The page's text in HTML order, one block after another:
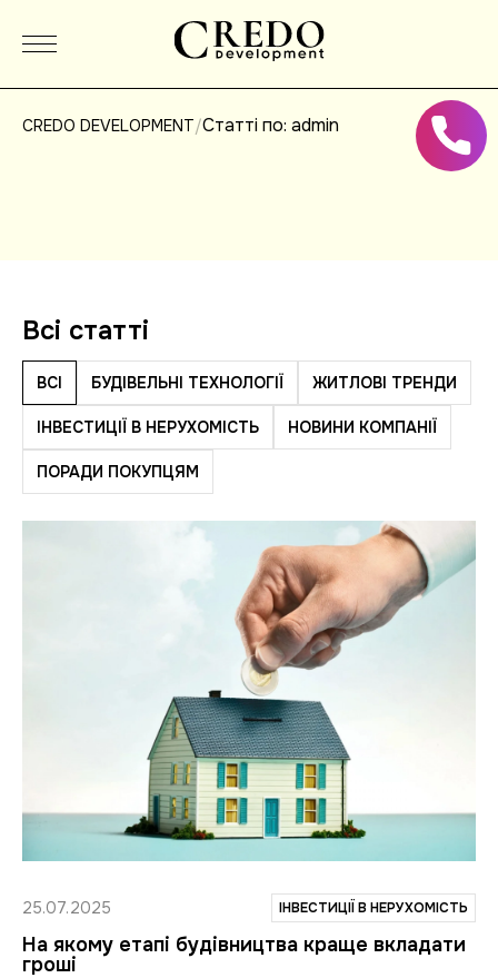
CREDO DEVELOPMENT/Статті по: admin
Всi статтi
ВСІ БУДІВЕЛЬНІ ТЕХНОЛОГІЇ ЖИТЛОВІ ТРЕНДИ
ІНВЕСТИЦІЇ В НЕРУХОМІСТЬ НОВИНИ КОМПАНІЇ
ПОРАДИ ПОКУПЦЯМ
25.07.2025 ІНВЕСТИЦІЇ В НЕРУХОМІСТЬ
На якому етапі будівництва краще вкладати
гроші